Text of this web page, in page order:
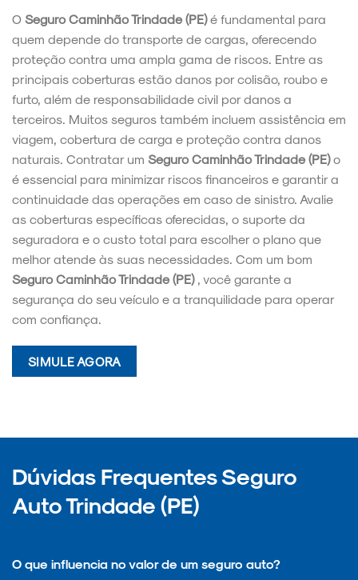
O Seguro Caminhão Trindade (PE)é fundamental para
quem depende do transporte de cargas, oferecendo
proteção contra uma ampla gama de riscos. Entre as
principais coberturas estão danos por colisão, roubo e
furto, além de responsabilidade civil por danos a
terceiros. Muitos seguros também incluem assistência em
viagem, cobertura de carga e proteção contra danos
naturais. Contratar um Seguro Caminhão Trindade (PE)o
é essencial para minimizar riscos financeiros e garantir a
continuidade das operações em caso de sinistro. Avalie
as coberturas específicas oferecidas, o suporte da
seguradora e o custo total para escolher o plano que
melhor atende às suas necessidades. Com um bom
Seguro Caminhão Trindade (PE) , você garante a
segurança do seu veículo e a tranquilidade para operar
com confiança.
SIMULE AGORA
Dúvidas Frequentes Seguro
Auto Trindade (PE)
O que influencia no valor de um seguro auto?